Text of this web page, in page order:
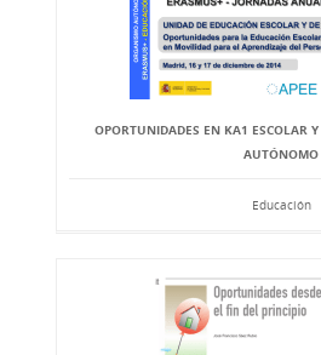
OPORTUNIDADES EN KA1 ESCOLAR
AUTÓNOMO
Educación